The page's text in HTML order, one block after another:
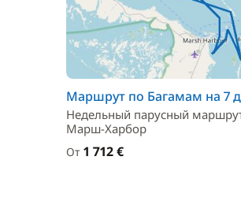
Маршрут по Багамам на 7
Недельный парусный
Марш-Харбор
От 1 712 €